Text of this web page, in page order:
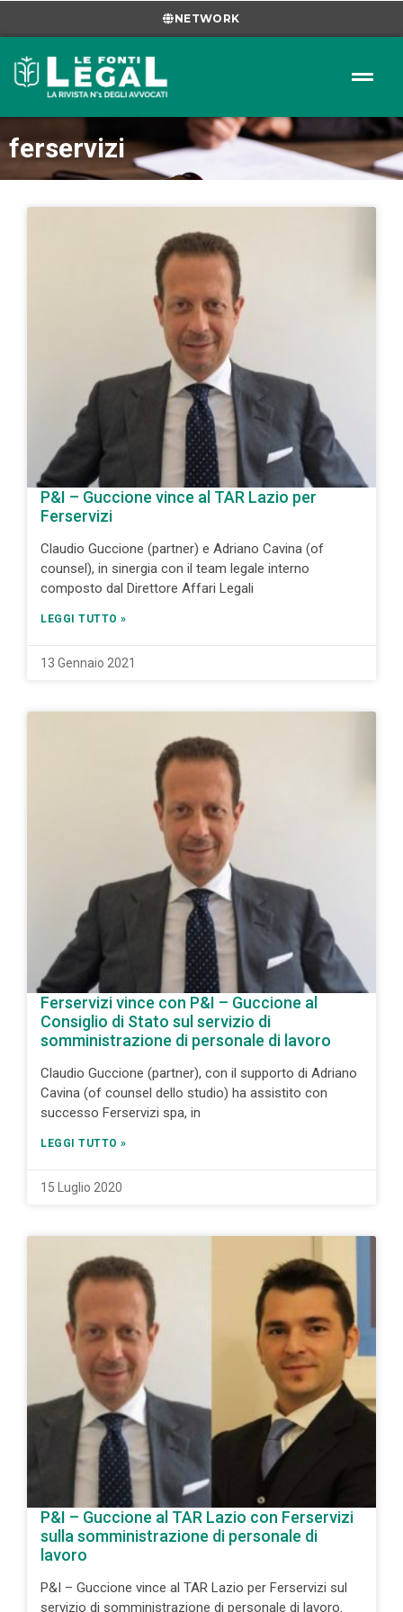
NETWORK
ferservizi
P&I – Guccione vince al TAR Lazio per
Ferservizi
Claudio Guccione (partner) e Adriano Cavina (of
counsel), in sinergia con il team legale interno
composto dal Direttore Affari Legali
LEGGI TUTTO »
13 Gennaio 2021
Ferservizi vince con P&I – Guccione al
Consiglio di Stato sul servizio di
somministrazione di personale di lavoro
Claudio Guccione (partner), con il supporto di Adriano
Cavina (of counsel dello studio) ha assistito con
successo Ferservizi spa, in
LEGGI TUTTO »
15 Luglio 2020
P&I – Guccione al TAR Lazio con Ferservizi
sulla somministrazione di personale di
lavoro
P&I – Guccione vince al TAR Lazio per Ferservizi sul
servizio di somministrazione di personale di lavoro.